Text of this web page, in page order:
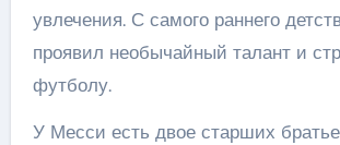
увлечения. С самого раннего
проявил необычайный талант и
футболу.
У Месси есть двое старших